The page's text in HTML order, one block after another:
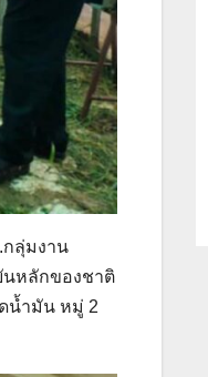
กลุ่มงาน
นหลักของชาติ
น้ำมัน หมู่ 2